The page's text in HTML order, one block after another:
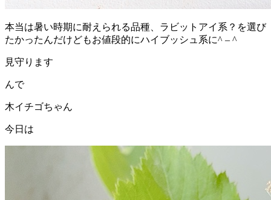
本当は暑い時期に耐えられる品種、ラビットアイ系？を選び
たかったんだけどもお値段的にハイブッシュ系に^ – ^
見守ります
んで
木イチゴちゃん
今日は